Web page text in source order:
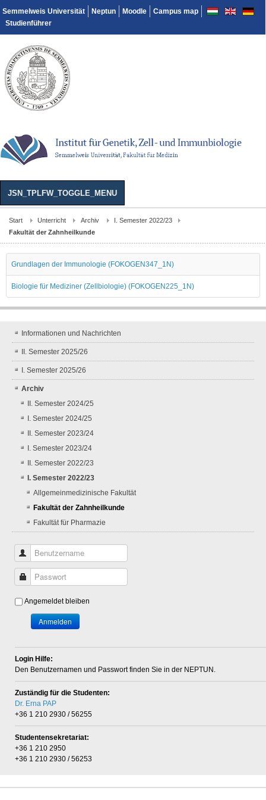
Semmelweis Universität Neptun Moodle
Campus map
Studienführer
JSN_TPLFW_TOGGLE_MENU
Start Unterricht Archiv
I. Semester 2022/23
Fakultät der Zahnheilkunde
Grundlagen der Immunologie (FOKOGEN347_1N)
Biologie für Mediziner (Zellbiologie) (FOKOGEN225_1N)
Informationen und Nachrichten
II. Semester 2025/26
I. Semester 2025/26
Archiv
II. Semester 2024/25
I. Semester 2024/25
II. Semester 2023/24
I. Semester 2023/24
II. Semester 2022/23
I. Semester 2022/23
Allgemeinmedizinische Fakultät
Fakultät der Zahnheilkunde
Fakultät für Pharmazie
Benutzername
Passwort
Angemeldet bleiben
Anmelden
Login Hilfe:
Den Benutzernamen und Passwort finden Sie in der NEPTUN.
Zuständig für die Studenten:
Dr. Erna PAP
+36 1 210 2930 / 56255
Studentensekretariat:
+36 1 210 2950
+36 1 210 2930 / 56253